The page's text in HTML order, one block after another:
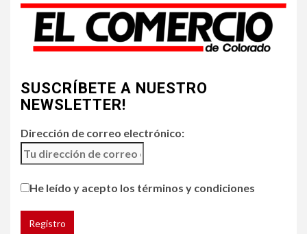
aire amenazan Colorado
Chipotle retira chiles
jalapeños de varios
5
HOGAR Y SALUD
Generación Z ignora riesgo
de cáncer al broncearse
SUSCRÍBETE A NUESTRO
NEWSLETTER!
Dirección de correo electrónico:
He leído y acepto los términos y condiciones